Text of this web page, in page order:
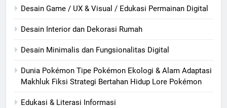
Desain Game / UX & Visual / Edukasi Permainan Digital
Desain Interior dan Dekorasi Rumah
Desain Minimalis dan Fungsionalitas Digital
Dunia Pokémon Tipe Pokémon Ekologi & Alam Adaptasi
Makhluk Fiksi Strategi Bertahan Hidup Lore Pokémon
Edukasi & Literasi Informasi